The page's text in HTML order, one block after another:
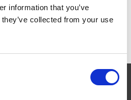
information that you’ve
collected from your use
och montage